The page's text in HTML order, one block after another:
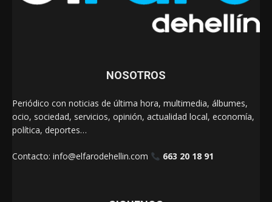
NOSOTROS
Periódico con noticias de última hora, multimedia, álbumes,
ocio, sociedad, servicios, opinión, actualidad local, economía,
política, deportes…
Contacto: info@elfarodehellin.com 663 20 18 91